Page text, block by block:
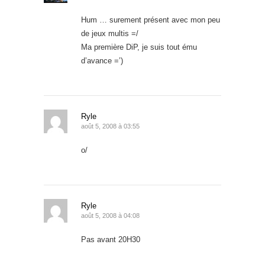
Hum … surement présent avec mon peu
de jeux multis =/
Ma première DiP, je suis tout ému
d’avance =’)
Ryle
août 5, 2008 à 03:55
o/
Ryle
août 5, 2008 à 04:08
Pas avant 20H30